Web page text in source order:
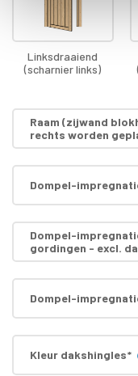
Linksdraaiend
(scharnier links)
Raam (zijwand
rechts worden
Dompel-
Dompel-
gordingen - excl.
Dompel-
Kleur dakshingles*